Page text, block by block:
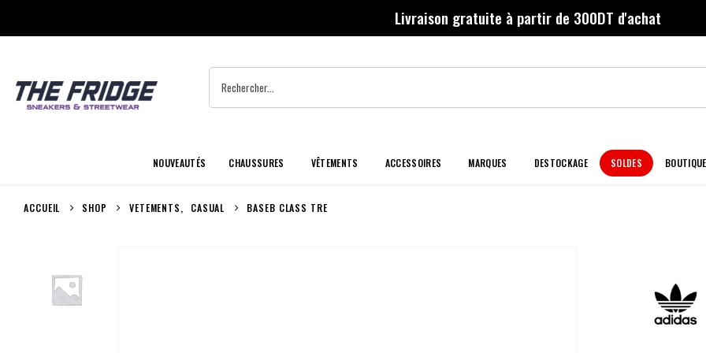
Livraison gratuite à partir de 300DT d'achat
NOUVEAUTÉS CHAUSSURES VÊTEMENTS ACCESSOIRES MARQUES DESTOCKAGE SOLDES
ACCUEIL SHOP VETEMENTS, CASUAL BASEB CLASS TRE